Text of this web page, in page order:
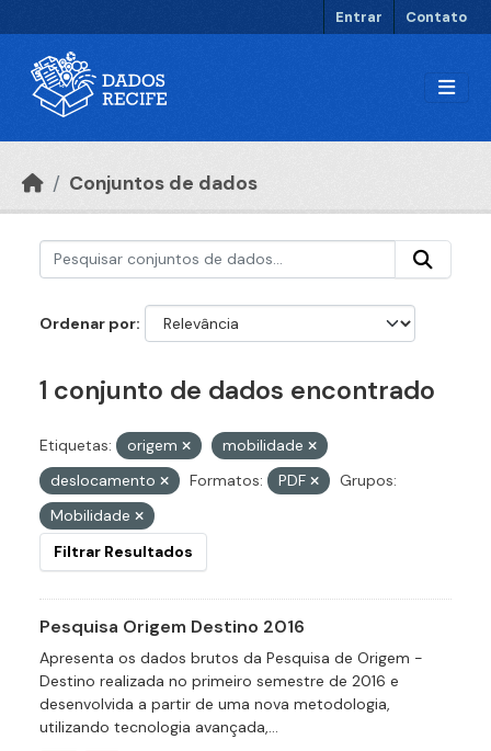
Entrar Contato
Conjuntos de dados
Ordenar por
1 conjunto de dados encontrado
Etiquetas: origem
mobilidade
deslocamento
Formatos: PDF
Grupos:
Mobilidade
Filtrar Resultados
Pesquisa Origem Destino 2016
Apresenta os dados brutos da Pesquisa de Origem -
Destino realizada no primeiro semestre de 2016 e
desenvolvida a partir de uma nova metodologia,
utilizando tecnologia avançada,...